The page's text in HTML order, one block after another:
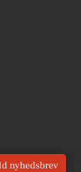
nyhedsbrev